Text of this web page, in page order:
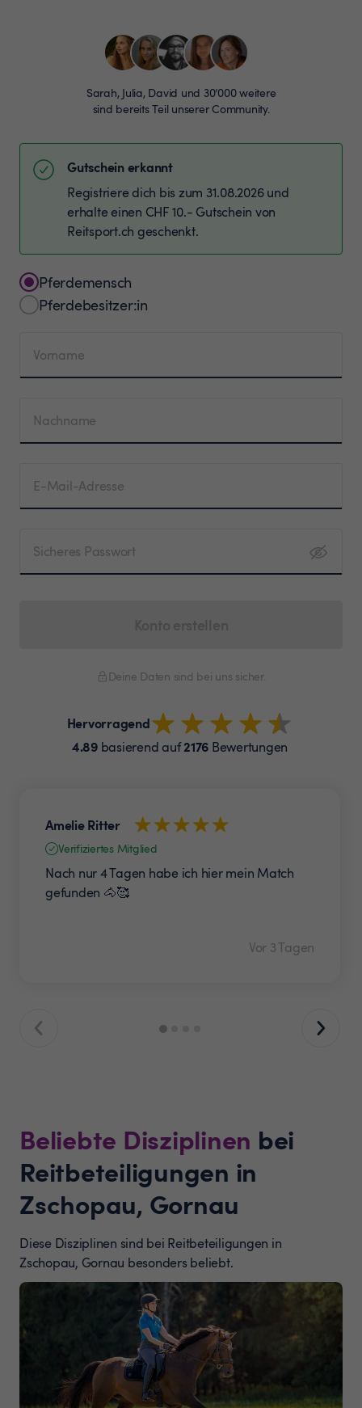
Sarah, Julia, David und 30’000 weitere
sind bereits Teil unserer Community.
Gutschein erkannt
Registriere dich bis zum 31.08.2026 und
erhalte einen CHF 10.- Gutschein von
Reitsport.ch geschenkt.
Pferdemensch
Pferdebesitzer:in
Vorname
Nachname
E-Mail-Adresse
Sicheres Passwort
Deine Daten sind bei uns sicher.
Hervorragend
4.89basierend auf2176 Bewertungen
Amelie Ritter
Verifiziertes Mitglied
Nach nur 4 Tagen habe ich hier mein Match
gefunden 🐴🥰
Vor 3 Tagen
Beliebte Disziplinen bei
Reitbeteiligungen in
Zschopau, Gornau
Diese Disziplinen sind bei Reitbeteiligungen in
Zschopau, Gornau besonders beliebt.